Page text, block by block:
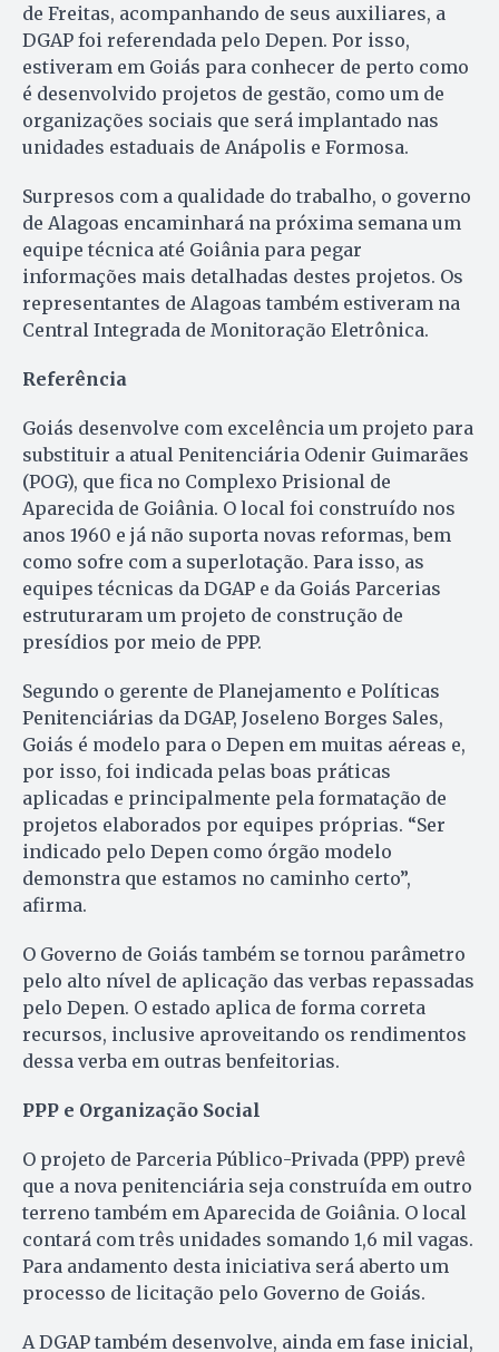
de Freitas, acompanhando de seus auxiliares, a
DGAP foi referendada pelo Depen. Por isso,
estiveram em Goiás para conhecer de perto como
é desenvolvido projetos de gestão, como um de
organizações sociais que será implantado nas
unidades estaduais de Anápolis e Formosa.
Surpresos com a qualidade do trabalho, o governo
de Alagoas encaminhará na próxima semana um
equipe técnica até Goiânia para pegar
informações mais detalhadas destes projetos. Os
representantes de Alagoas também estiveram na
Central Integrada de Monitoração Eletrônica.
Referência
Goiás desenvolve com excelência um projeto para
substituir a atual Penitenciária Odenir Guimarães
(POG), que fica no Complexo Prisional de
Aparecida de Goiânia. O local foi construído nos
anos 1960 e já não suporta novas reformas, bem
como sofre com a superlotação. Para isso, as
equipes técnicas da DGAP e da Goiás Parcerias
estruturaram um projeto de construção de
presídios por meio de PPP.
Segundo o gerente de Planejamento e Políticas
Penitenciárias da DGAP, Joseleno Borges Sales,
Goiás é modelo para o Depen em muitas aéreas e,
por isso, foi indicada pelas boas práticas
aplicadas e principalmente pela formatação de
projetos elaborados por equipes próprias. “Ser
indicado pelo Depen como órgão modelo
demonstra que estamos no caminho certo”,
afirma.
O Governo de Goiás também se tornou parâmetro
pelo alto nível de aplicação das verbas repassadas
pelo Depen. O estado aplica de forma correta
recursos, inclusive aproveitando os rendimentos
dessa verba em outras benfeitorias.
PPP e Organização Social
O projeto de Parceria Público-Privada (PPP) prevê
que a nova penitenciária seja construída em outro
terreno também em Aparecida de Goiânia. O local
contará com três unidades somando 1,6 mil vagas.
Para andamento desta iniciativa será aberto um
processo de licitação pelo Governo de Goiás.
A DGAP também desenvolve, ainda em fase inicial,